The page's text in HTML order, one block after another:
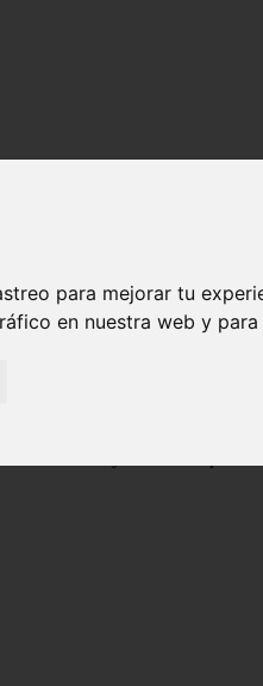
para mejorar tu
en nuestra web y
ver a Ginny deambular por los